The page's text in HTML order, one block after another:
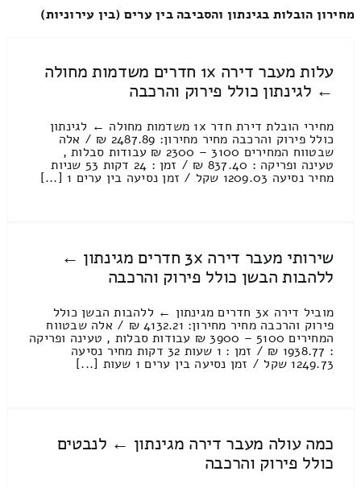
מחירון הובלות בגינתון והסביבה בין ערים (בין עירוניות)
עלות מעבר דירה 1x חדרים משדמות מחולה
← לגינתון כולל פירוק והרכבה
מחירי הובלת דירת חדר 1x משדמות מחולה ← לגינתון
כולל פירוק והרכבה מחיר מחירון: 2487.89 ₪ / אלה
שבטווח המחירים 3100 – 2300 ₪ עבודות סבלות ,
טעינה ופריקה : 837.40 ₪ / זמן : 24 דקות 53 שניות
מחיר נסיעה 1209.03 שקל / זמן נסיעה בין ערים 1 [...]
שירותי מעבר דירה 3x חדרים מגינתון ←
ללהבות הבשן כולל פירוק והרכבה
מוביל דירה 3x חדרים מגינתון ← ללהבות הבשן כולל
פירוק והרכבה מחיר מחירון: 4132.21 ₪ / אלה שבטווח
המחירים 5100 – 3900 ₪ עבודות סבלות , טעינה ופריקה
: 1938.77 ₪ / זמן : 1 שעות 32 דקות מחיר נסיעה
1249.73 שקל / זמן נסיעה בין ערים 1 שעות [...]
כמה עולה מעבר דירה מגינתון ← לנבטים
כולל פירוק והרכבה